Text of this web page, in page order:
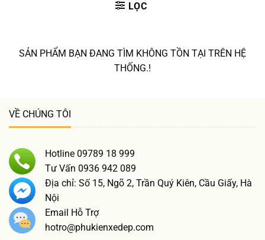
LỌC
SẢN PHẨM BẠN ĐANG TÌM KHÔNG TỒN TẠI TRÊN HỆ
THỐNG.!
VỀ CHÚNG TÔI
Hotline 09789 18 999
Tư Vấn 0936 942 089
Địa chỉ: Số 15, Ngõ 2, Trần Quý Kiên, Cầu Giấy, Hà
Nội
Email Hỗ Trợ
hotro@phukienxedep.com